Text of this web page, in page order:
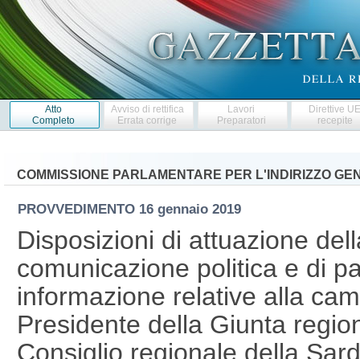
Atto
Completo
Avviso di rettifica
Errata corrige
Lavori
Preparatori
Direttive
recepite
COMMISSIONE PARLAMENTARE PER L'INDIRIZZO
PROVVEDIMENTO 16 gennaio 2019
Disposizioni di attuazione
comunicazione politica e di
informazione relative alla
Presidente della Giunta
Consiglio regionale della